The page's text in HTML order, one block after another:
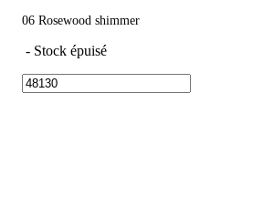
06 Rosewood shimmer
- Stock épuisé